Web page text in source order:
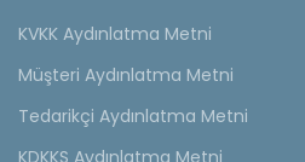
KVKK Aydınlatma Metni
Müşteri Aydınlatma Metni
Tedarikçi Aydınlatma Metni
KDKKS Aydınlatma Metni